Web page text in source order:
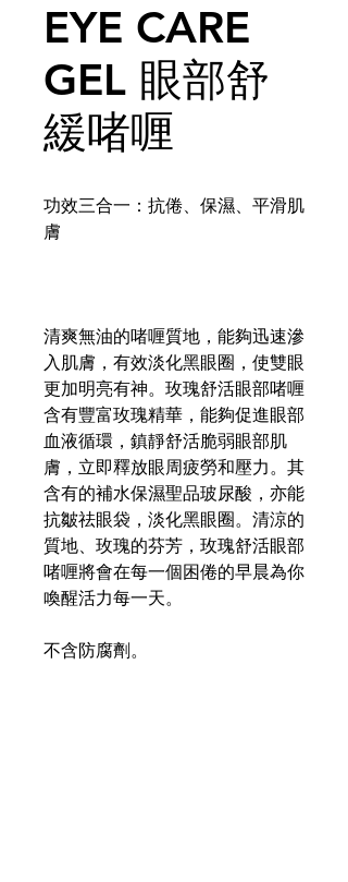
EYE CARE
GEL 眼部舒
緩啫喱
功效三合一：抗倦、保濕、平滑肌
膚
清爽無油的啫喱質地，能夠迅速滲
入肌膚，有效淡化黑眼圈，使雙眼
更加明亮有神。玫瑰舒活眼部啫喱
含有豐富玫瑰精華，能夠促進眼部
血液循環，鎮靜舒活脆弱眼部肌
膚，立即釋放眼周疲勞和壓力。其
含有的補水保濕聖品玻尿酸，亦能
抗皺祛眼袋，淡化黑眼圈。清涼的
質地、玫瑰的芬芳，玫瑰舒活眼部
啫喱將會在每一個困倦的早晨為你
喚醒活力每一天。
不含防腐劑。